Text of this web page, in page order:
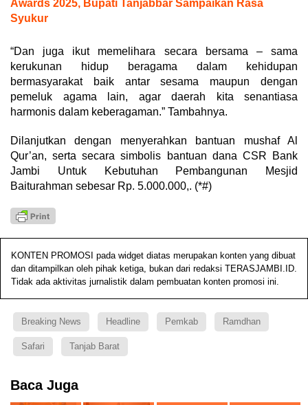
Awards 2025, Bupati Tanjabbar Sampaikan Rasa
Syukur
“Dan juga ikut memelihara secara bersama – sama
kerukunan hidup beragama dalam kehidupan
bermasyarakat baik antar sesama maupun dengan
pemeluk agama lain, agar daerah kita senantiasa
harmonis dalam keberagaman.” Tambahnya.
Dilanjutkan dengan menyerahkan bantuan mushaf Al
Qur’an, serta secara simbolis bantuan dana CSR Bank
Jambi Untuk Kebutuhan Pembangunan Mesjid
Baiturahman sebesar Rp. 5.000.000,. (*#)
KONTEN PROMOSI pada widget diatas merupakan konten yang dibuat
dan ditampilkan oleh pihak ketiga, bukan dari redaksi TERASJAMBI.ID.
Tidak ada aktivitas jurnalistik dalam pembuatan konten promosi ini.
Breaking News Headline Pemkab Ramdhan
Safari Tanjab Barat
Baca Juga